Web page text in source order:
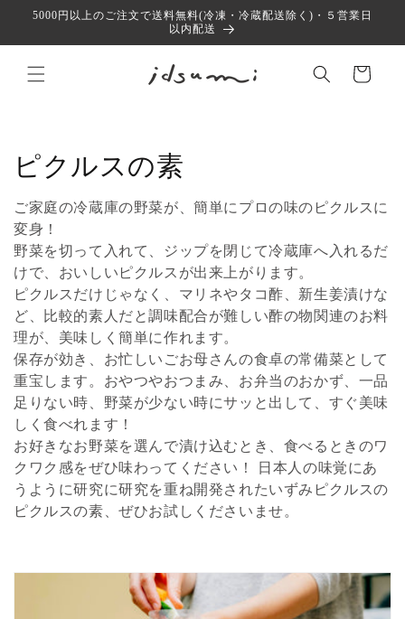
ンツに
5000円以上のご注文で送料無料(冷凍・冷蔵配送除く)・５営業日
以内配送
ー
コ
レ
ク
シ
ョ
ン
:
ピクルスの素
ご家庭の冷蔵庫の野菜が、簡単にプロの味のピクルスに
変身！
野菜を切って入れて、ジップを閉じて冷蔵庫へ入れるだ
けで、おいしいピクルスが出来上がります。
ピクルスだけじゃなく、マリネやタコ酢、新生姜漬けな
ど、比較的素人だと調味配合が難しい酢の物関連のお料
理が、美味しく簡単に作れます。
保存が効き、お忙しいごお母さんの食卓の常備菜として
重宝します。おやつやおつまみ、お弁当のおかず、一品
足りない時、野菜が少ない時にサッと出して、すぐ美味
しく食べれます！
お好きなお野菜を選んで漬け込むとき、食べるときのワ
クワク感をぜひ味わってください！ 日本人の味覚にあ
うように研究に研究を重ね開発されたいずみピクルスの
ピクルスの素、ぜひお試しくださいませ。